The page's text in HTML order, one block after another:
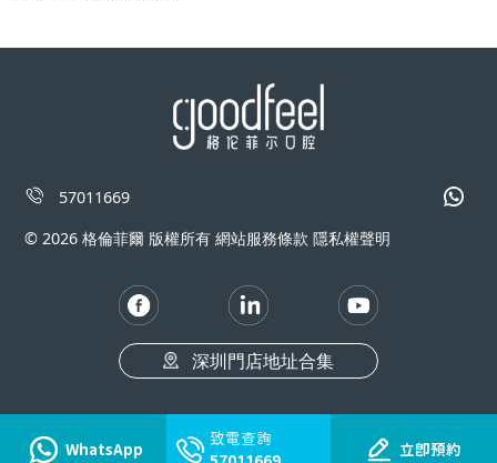
57011669
© 2026 格倫菲爾 版權所有 網站服務條款 隱私權聲明
深圳門店地址合集
WhatsApp
致電查詢
立即預約